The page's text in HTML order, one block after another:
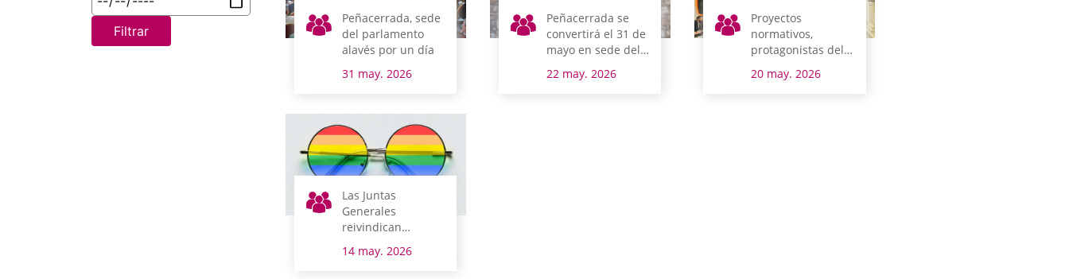
Filtrar
Peñacerrada, sede
del parlamento
alavés por un día
31 may. 2026
Peñacerrada se
convertirá el 31 de
mayo en sede del
con el Pleno de
22 may. 2026
Proyectos
normativos,
protagonistas del
20 may. 2026
Las Juntas
Generales
reivindican
orientaciones
14 may. 2026